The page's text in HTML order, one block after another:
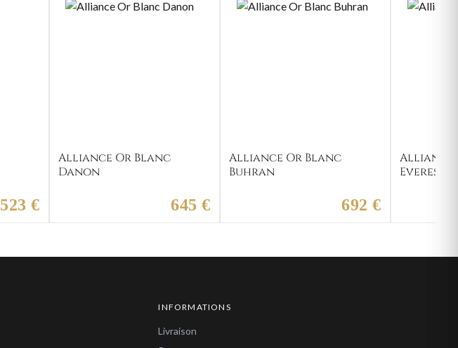
523 €
Alliance Or Blanc
Danon
645 €
Alliance Or Blanc
Buhran
692 €
Alliance
Everest
INFORMATIONS
Livraison